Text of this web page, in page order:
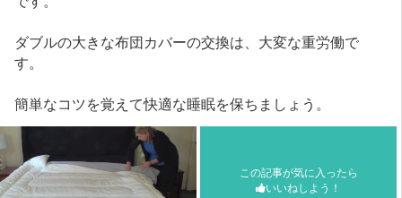
ダブルの大きな布団カバーの交換は、大変な重労働で
す。
簡単なコツを覚えて快適な睡眠を保ちましょう。
この記事が気に入ったら
いいねしよう！